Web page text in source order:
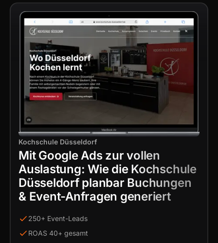
Kochschule Düsseldorf
Mit Google Ads zur vollen
Auslastung: Wie die Kochschule
Düsseldorf planbar Buchungen
& Event-Anfragen generiert
250+ Event-Leads
ROAS 40+ gesamt